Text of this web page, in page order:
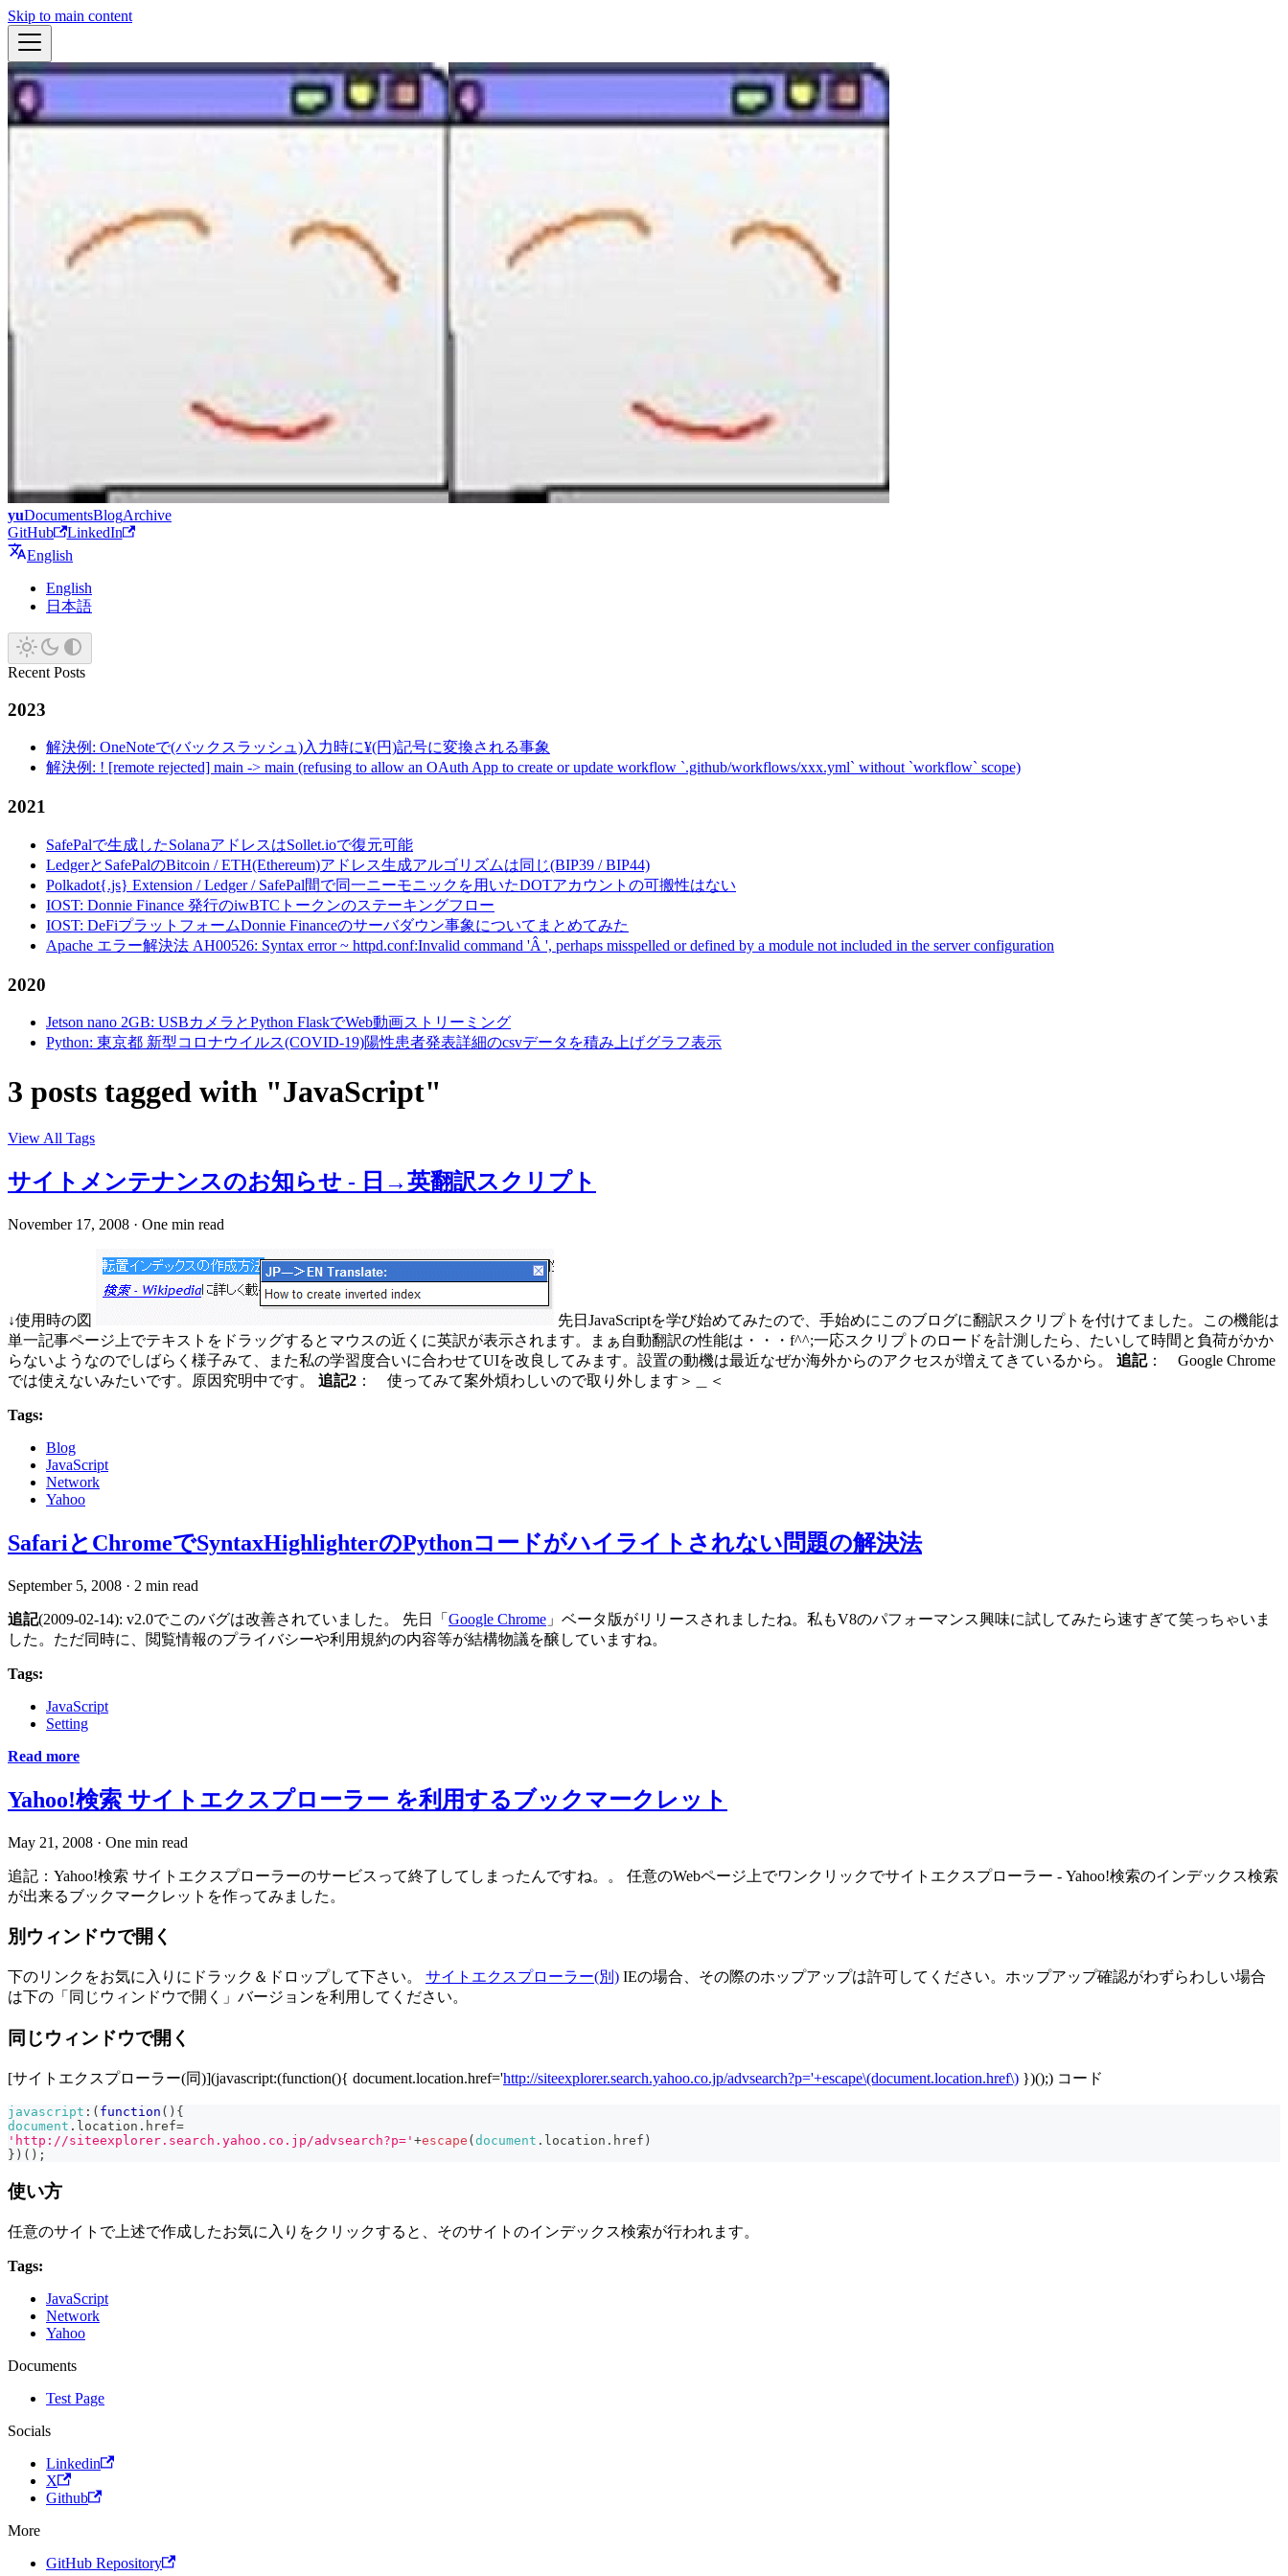
Skip to main content
yuDocumentsBlogArchive
GitHub
LinkedIn
English
English
日本語
Recent Posts
2023
解決例: OneNoteで(バックスラッシュ)入力時に¥(円)記号に変換される事象
解決例: ! [remote rejected] main -> main (refusing to allow an OAuth App to create or update workflow `.github/workflows/xxx.yml` without `workflow` scope)
2021
SafePalで生成したSolanaアドレスはSollet.ioで復元可能
LedgerとSafePalのBitcoin / ETH(Ethereum)アドレス生成アルゴリズムは同じ(BIP39 / BIP44)
Polkadot{.js} Extension / Ledger / SafePal間で同一ニーモニックを用いたDOTアカウントの可搬性はない
IOST: Donnie Finance 発行のiwBTCトークンのステーキングフロー
IOST: DeFiプラットフォームDonnie Financeのサーバダウン事象についてまとめてみた
Apache エラー解決法 AH00526: Syntax error ~ httpd.conf:Invalid command 'Â ', perhaps misspelled or defined by a module not included in the server configuration
2020
Jetson nano 2GB: USBカメラとPython FlaskでWeb動画ストリーミング
Python: 東京都 新型コロナウイルス(COVID-19)陽性患者発表詳細のcsvデータを積み上げグラフ表示
3 posts tagged with "JavaScript"
View All Tags
サイトメンテナンスのお知らせ - 日→英翻訳スクリプト
November 17, 2008 · One min read
↓使用時の図
先日JavaScriptを学び始めてみたので、手始めにこのブログに翻訳スクリプトを付けてました。この機能は
単一記事ページ上でテキストをドラッグするとマウスの近くに英訳が表示されます。まぁ自動翻訳の性能は・・・f^^;一応スクリプトのロードを計測したら、たいして時間と負荷がかか
らないようなのでしばらく様子みて、また私の学習度合いに合わせてUIを改良してみます。設置の動機は最近なぜか海外からのアクセスが増えてきているから。 追記： Google Chrome
では使えないみたいです。原因究明中です。 追記2 ： 使ってみて案外煩わしいので取り外します＞＿＜
Tags:
Blog
JavaScript
Network
Yahoo
SafariとChromeでSyntaxHighlighterのPythonコードがハイライトされない問題の解決法
September 5, 2008 · 2 min read
追記(2009-02-14): v2.0でこのバグは改善されていました。 先日「 Google Chrome 」ベータ版がリリースされましたね。私もV8のパフォーマンス興味に試してみたら速すぎて笑っちゃいま
した。ただ同時に、閲覧情報のプライバシーや利用規約の内容等が結構物議を醸していますね。
Tags:
JavaScript
Setting
Read more
Yahoo!検索 サイトエクスプローラー を利用するブックマークレット
May 21, 2008 · One min read
追記：Yahoo!検索 サイトエクスプローラーのサービスって終了してしまったんですね。。 任意のWebページ上でワンクリックでサイトエクスプローラー - Yahoo!検索のインデックス検索
が出来るブックマークレットを作ってみました。
別ウィンドウで開く
下のリンクをお気に入りにドラック＆ドロップして下さい。 サイトエクスプローラー(別) IEの場合、その際のホップアップは許可してください。ホップアップ確認がわずらわしい場合
は下の「同じウィンドウで開く」バージョンを利用してください。
同じウィンドウで開く
[サイトエクスプローラー(同)](javascript:(function(){ document.location.href='http://siteexplorer.search.yahoo.co.jp/advsearch?p='+escape\(document.location.href\) })();) コード
javascript : ( function ( ) {
document . location . href=
'http://siteexplorer.search.yahoo.co.jp/advsearch?p=' +escape (document . location . href )
} ) ( ) ;
使い方
任意のサイトで上述で作成したお気に入りをクリックすると、そのサイトのインデックス検索が行われます。
Tags:
JavaScript
Network
Yahoo
Documents
Test Page
Socials
Linkedin
X
Github
More
GitHub Repository